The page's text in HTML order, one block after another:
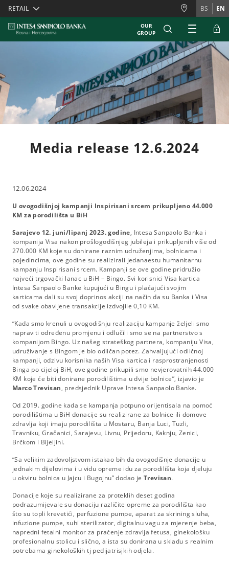
Skiplinks
RETAIL BS EN
OUR
GROUP
Media release 12.6.2024
12.06.2024
U ovogodišnjoj kampanji Inspirisani srcem prikupljeno 44.000
KM za porodilišta u BiH
Sarajevo 12. juni/lipanj 2023. godine, Intesa Sanpaolo Banka i
kompanija Visa nakon prošlogodišnjeg jubileja i prikupljenih više od
270.000 KM koje su donirane raznim udruženjima, bolnicama i
pojedincima, ove godine su realizirali jedanaestu humanitarnu
kampanju Inspirisani srcem. Kampanji se ove godine pridružio
najveći trgovački lanac u BiH – Bingo. Svi korisnici Visa kartica
Intesa Sanpaolo Banke kupujući u Bingu i plaćajući svojim
karticama dali su svoj doprinos akciji na način da su Banka i Visa
od svake obavljene transakcije izdvojile 0,10 KM.
“Kada smo krenuli u ovogodišnju realizaciju kampanje željeli smo
napraviti određenu promjenu i odlučili smo se na partnerstvo s
kompanijom Bingo. Uz našeg strateškog partnera, kompaniju Visa,
udruživanje s Bingom je bio odličan potez. Zahvaljujući odličnoj
kampanji, odzivu korisnika naših Visa kartica i rasprostranjenosti
Binga po cijeloj BiH, ove godine prikupili smo nevjerovatnih 44.000
KM koje će biti donirane porodilištima u dvije bolnice”, izjavio je
Marco Trevisan, predsjednik Uprave Intesa Sanpaolo Banke.
Od 2019. godine kada se kampanja potpuno orijentisala na pomoć
porodilištima u BiH donacije su realizirane za bolnice ili domove
zdravlja koji imaju porodilišta u Mostaru, Banja Luci, Tuzli,
Travniku, Gračanici, Sarajevu, Livnu, Prijedoru, Kaknju, Zenici,
Brčkom i Bijeljini.
“Sa velikim zadovoljstvom istakao bih da ovogodišnje donacije u
jednakim dijelovima i u vidu opreme idu za porodilišta koja djeluju
u okviru bolnica u Jajcu i Bugojnu” dodao je Trevisan.
Donacije koje su realizirane za proteklih deset godina
podrazumijevale su donaciju različite opreme za porodilišta kao
što su topli krevetići, perfuzione pumpe, aparat za skrining sluha,
infuzione pumpe, suhi sterilizator, digitalnu vagu za mjerenje beba,
napredni fetalni monitor za praćenje zdravlja fetusa, ginekološku
profesionalnu stolicu i slično, a ista su donirana u skladu s realnim
potrebama ginekoloških tj pedijatrisjkih odjela.